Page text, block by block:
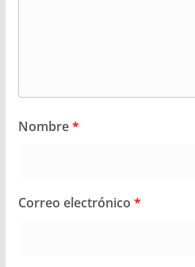
Nombre*
Correo electrónico *